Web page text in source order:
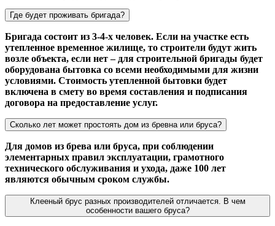
Где будет проживать бригада?
Бригада состоит из 3-4-х человек. Если на участке есть
утепленное временное жилище, то строители будут жить
возле объекта, если нет – для строительной бригады будет
оборудована бытовка со всеми необходимыми для жизни
условиями. Стоимость утепленной бытовки будет
включена в смету во время составления и подписания
договора на предоставление услуг.
Сколько лет может простоять дом из бревна или бруса?
Для домов из брева или бруса, при соблюдении
элементарных правил эксплуатации, грамотного
технического обслуживания и ухода, даже 100 лет
являются обычным сроком службы.
Клееный брус разных производителей отличается. В чем
особенности вашего бруса?